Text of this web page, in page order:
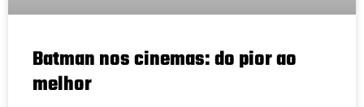
Batman nos cinemas: do pior ao
melhor